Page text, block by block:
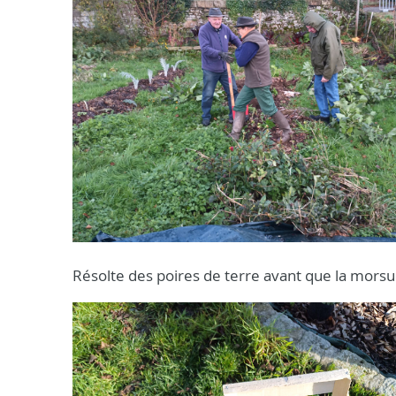
Résolte des poires de terre avant que la